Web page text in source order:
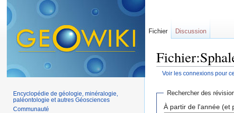
Voir les connexions pour
Rechercher des
À partir de l'année (et
Fichier Discussion
Encyclopédie de géologie, minéralogie,
paléontologie et autres Géosciences
Communauté